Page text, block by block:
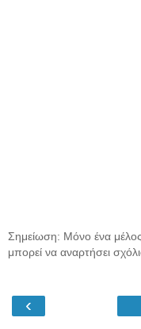
Σημείωση: Μόνο ένα
μπορεί να αναρτήσει
‹